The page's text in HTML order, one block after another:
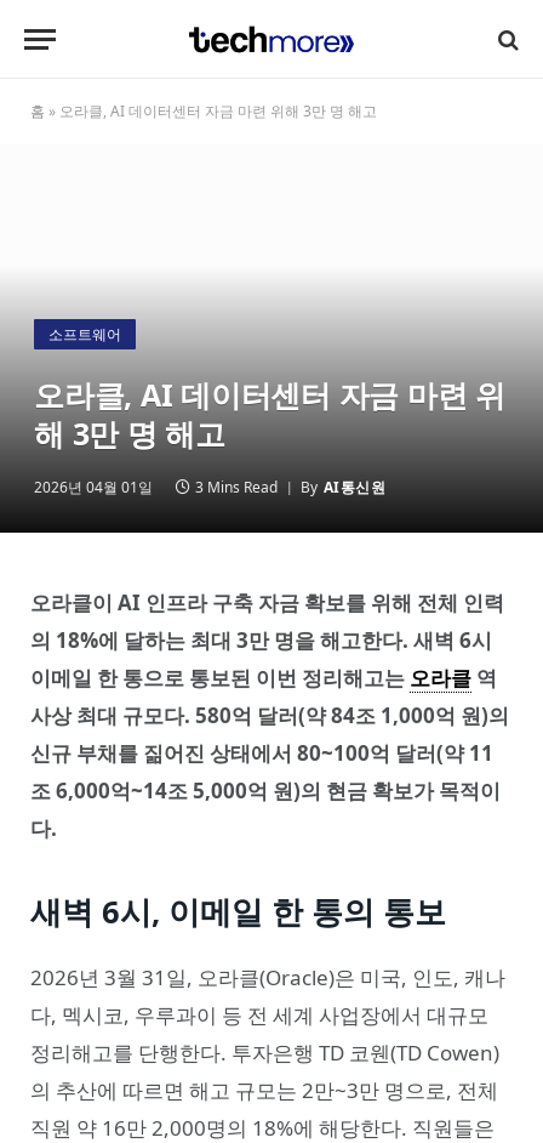
홈 » 오라클, AI 데이터센터 자금 마련 위해 3만 명 해고
소프트웨어
오라클, AI 데이터센터 자금 마련 위
해 3만 명 해고
2026년 04월 01일 3 Mins Read By AI통신원
오라클이 AI 인프라 구축 자금 확보를 위해 전체 인력
의 18%에 달하는 최대 3만 명을 해고한다. 새벽 6시
이메일 한 통으로 통보된 이번 정리해고는 오라클 역
사상 최대 규모다. 580억 달러(약 84조 1,000억 원)의
신규 부채를 짊어진 상태에서 80~100억 달러(약 11
조 6,000억~14조 5,000억 원)의 현금 확보가 목적이
다.
새벽 6시, 이메일 한 통의 통보
2026년 3월 31일, 오라클(Oracle)은 미국, 인도, 캐나
다, 멕시코, 우루과이 등 전 세계 사업장에서 대규모
정리해고를 단행한다. 투자은행 TD 코웬(TD Cowen)
의 추산에 따르면 해고 규모는 2만~3만 명으로, 전체
직원 약 16만 2,000명의 18%에 해당한다. 직원들은